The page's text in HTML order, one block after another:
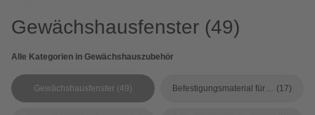
Gewächshausfenster (49)
Alle Kategorien in Gewächshauszubehör
Gewächshausfenster (49) Befestigungsmaterial für Gewächshäuser (17)